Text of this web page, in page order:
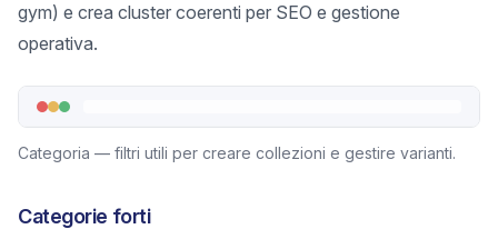
gym) e crea cluster coerenti per SEO e gestione
operativa.
Categoria — filtri utili per creare collezioni e gestire varianti.
Categorie forti